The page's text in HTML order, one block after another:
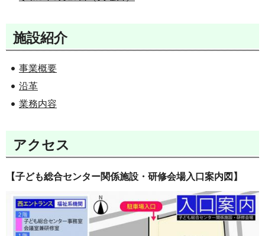
施設紹介
事業概要
沿革
業務内容
アクセス
【子ども総合センター関係施設・研修会場入口案内図】